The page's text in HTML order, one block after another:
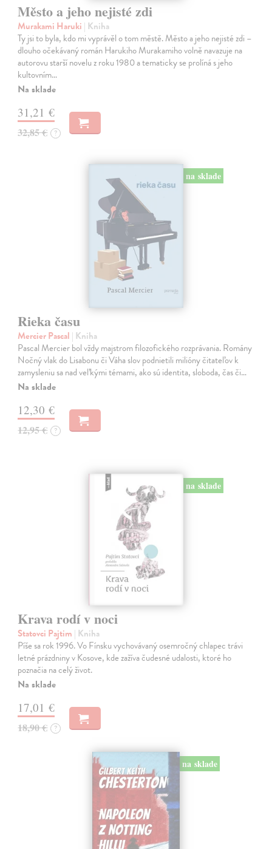
Město a jeho nejisté zdi
Murakami Haruki | Kniha
Ty jsi to byla, kdo mi vyprávěl o tom městě. Město a jeho nejisté zdi –
dlouho očekávaný román Harukiho Murakamiho volně navazuje na
autorovu starší novelu z roku 1980 a tematicky se prolíná s jeho
kultovním…
Na sklade
31,21 €
32,85 € ?
na sklade
Rieka času
Mercier Pascal | Kniha
Pascal Mercier bol vždy majstrom filozofického rozprávania. Romány
Nočný vlak do Lisabonu či Váha slov podnietili milióny čitateľov k
zamysleniu sa nad veľkými témami, ako sú identita, sloboda, čas či…
Na sklade
12,30 €
12,95 € ?
na sklade
Krava rodí v noci
Statovci Pajtim | Kniha
Píše sa rok 1996. Vo Fínsku vychovávaný osemročný chlapec trávi
letné prázdniny v Kosove, kde zažíva čudesné udalosti, ktoré ho
poznačia na celý život.
Na sklade
17,01 €
18,90 € ?
na sklade